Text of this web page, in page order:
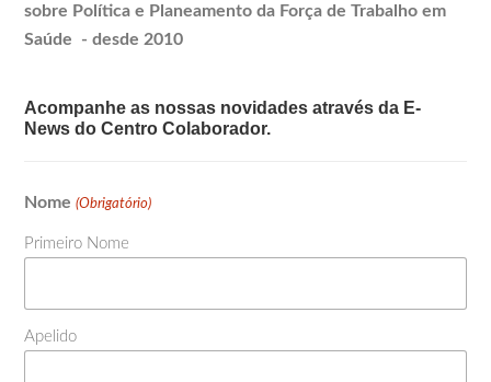
sobre Política e Planeamentoda Força de Trabalho em
Saúde - desde 2010
Acompanhe as nossas novidades através da E-
News do Centro Colaborador.
Nome (Obrigatório)
Primeiro Nome
Apelido